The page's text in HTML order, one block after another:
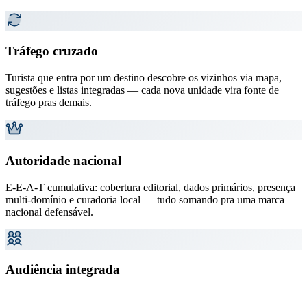
Tráfego cruzado
Turista que entra por um destino descobre os vizinhos via mapa,
sugestões e listas integradas — cada nova unidade vira fonte de
tráfego pras demais.
Autoridade nacional
E-E-A-T cumulativa: cobertura editorial, dados primários, presença
multi-domínio e curadoria local — tudo somando pra uma marca
nacional defensável.
Audiência integrada